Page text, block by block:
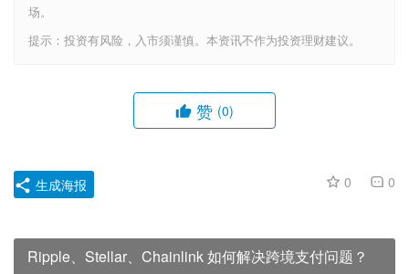
场。
提示：投资有风险，入市须谨慎。本资讯不作为投资理财建议。
赞 (0)
0 0
生成海报
Ripple、Stellar、Chainlink 如何解决跨境支付问题？